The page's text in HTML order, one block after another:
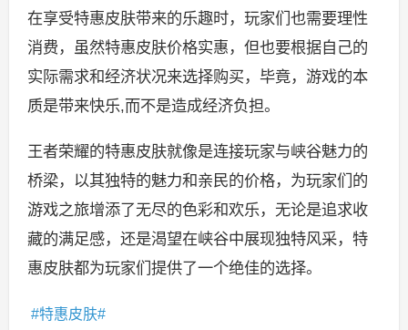
在享受特惠皮肤带来的乐趣时，玩家们也需要理性
消费，虽然特惠皮肤价格实惠，但也要根据自己的
实际需求和经济状况来选择购买，毕竟，游戏的本
质是带来快乐,而不是造成经济负担。
王者荣耀的特惠皮肤就像是连接玩家与峡谷魅力的
桥梁，以其独特的魅力和亲民的价格，为玩家们的
游戏之旅增添了无尽的色彩和欢乐，无论是追求收
藏的满足感，还是渴望在峡谷中展现独特风采，特
惠皮肤都为玩家们提供了一个绝佳的选择。
特惠皮肤